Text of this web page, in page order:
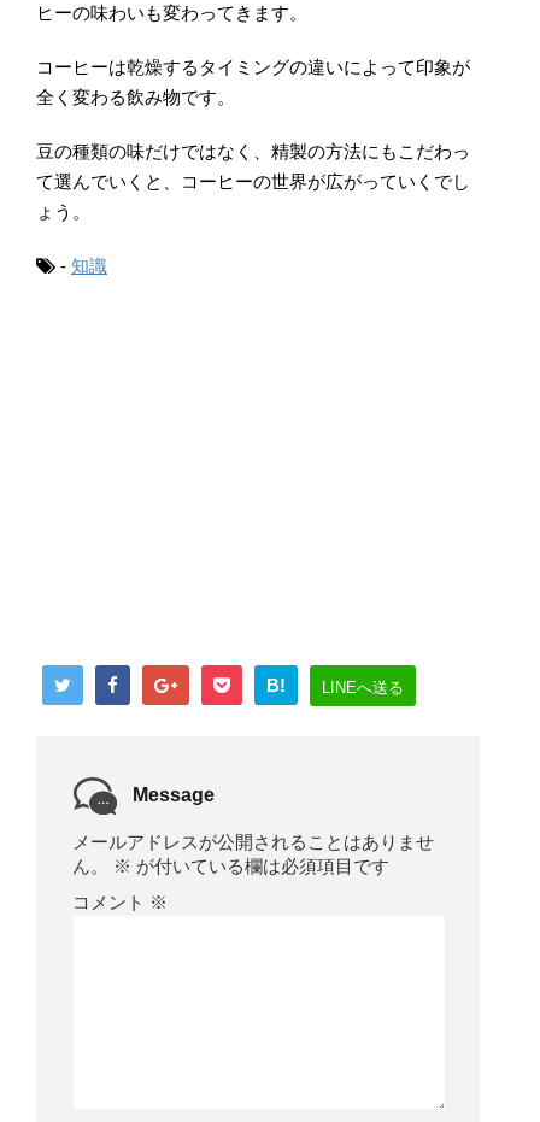
ヒーの味わいも変わってきます。
コーヒーは乾燥するタイミングの違いによって印象が
全く変わる飲み物です。
豆の種類の味だけではなく、精製の方法にもこだわっ
て選んでいくと、コーヒーの世界が広がっていくでし
ょう。
- 知識
B! LINEへ送る
Message
メールアドレスが公開されることはありませ
ん。
※ が付いている欄は必須項目です
コメント ※